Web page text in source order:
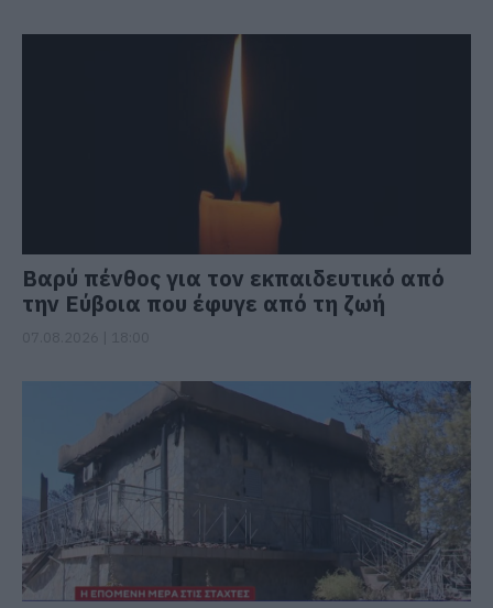
Βαρύ πένθος για τον εκπαιδευτικό από
την Εύβοια που έφυγε από τη ζωή